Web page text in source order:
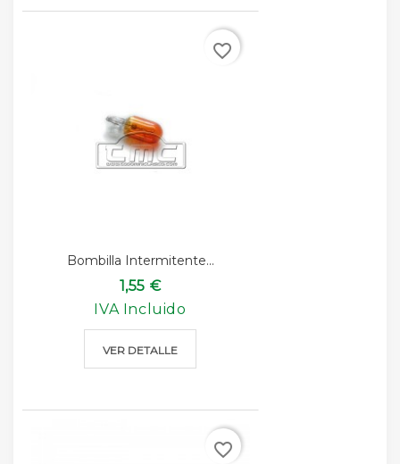
Bombilla Intermitente...
1,55 €
IVA Incluido
VER DETALLE
favorite_border
favorite_border